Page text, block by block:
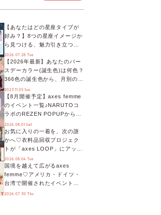
【あなたはどの星座タイプが
好み？】8つの星座イメージか
ら見つける、魅力引き立つス
タイリング♡
2026.07.28 Tue
【2026年最新】あなたのバー
スデーカラー(誕生色)は何色？
366色の誕生色から、月別の誕
生色、バースデーカラーコー
デまでご紹介♡
2023.11.05 Sun
【8月開催予定】axes femme
のイベント一覧♪NARUTOコ
ラボのREZEN POPUPから、
プチYour Stage.、ティーパー
ティまで！8月の特別なイベン
トをチェック◎
2026.08.01 Sat
お気に入りの一着を、次の誰
かへ♡衣料品回収プロジェク
トが「axes LOOP」にアップ
デート！活用するとポイント
が手に入る◎
2026.08.04 Tue
国境を越えて広がるaxes
femme♡アメリカ・ドイツ・
台湾で開催されたイベントを
お届け！美沙子さんからのコ
2026.07.30 Thu